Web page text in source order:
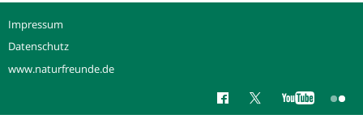
Impressum
Datenschutz
www.naturfreunde.de